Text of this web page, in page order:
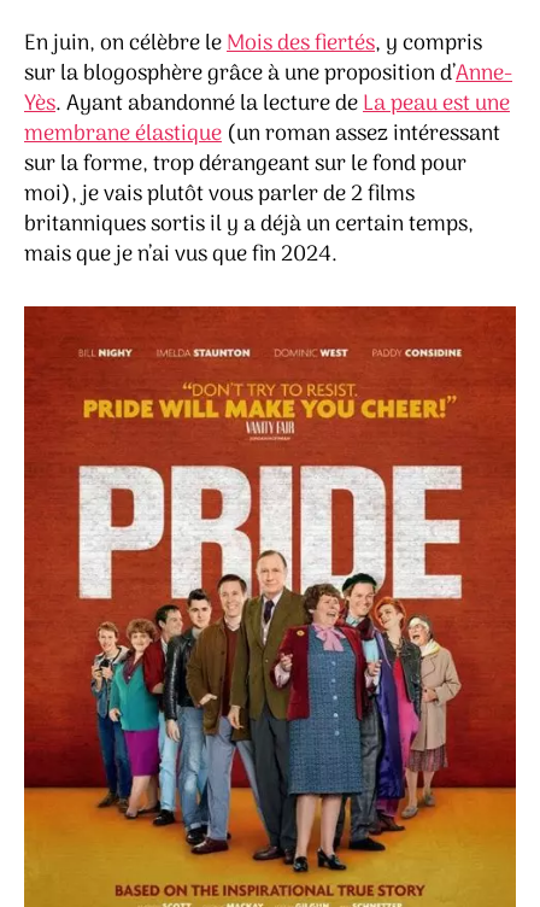
&
Pride
En juin, on célèbre leMois des fiertés, y compris
sur la blogosphère grâce à une proposition d’Anne-
Yès. Ayant abandonné la lecture deLa peau est une
membrane élastique (un roman assez intéressant
sur la forme, trop dérangeant sur le fond pour
moi), je vais plutôt vous parler de 2 films
britanniques sortis il y a déjà un certain temps,
mais que je n’ai vus que fin 2024.